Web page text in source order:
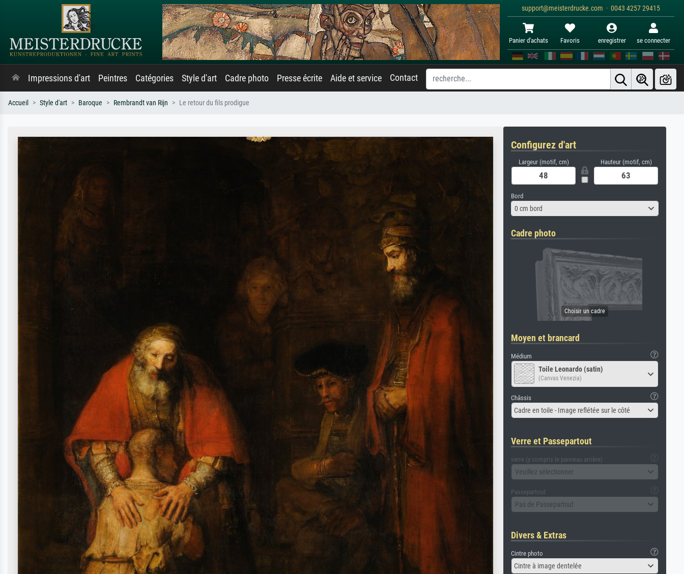
support@meisterdrucke.com · 0043 4257 29415
Panier d'achats Favoris enregistrer se connecter
Impressions d'art Peintres Catégories Style d'art Cadre photo Presse écrite Aide et service Contact
Accueil Style d'art Baroque Rembrandt van Rijn Le retour du fils prodigue
Configurez d'art
Largeur (motif, cm) Hauteur (motif, cm)
Bord
0 cm bord
Cadre photo
Moyen et brancard
Médium
Toile Leonardo (satin)
(Canvas Venezia)
Châssis
Cadre en toile - Image reflétée sur le côté
Verre et Passepartout
verre (y compris le panneau arrière)
Veuillez sélectionner
Passepartout
Pas de Passepartout
Divers & Extras
Cintre photo
Cintre à image dentelée